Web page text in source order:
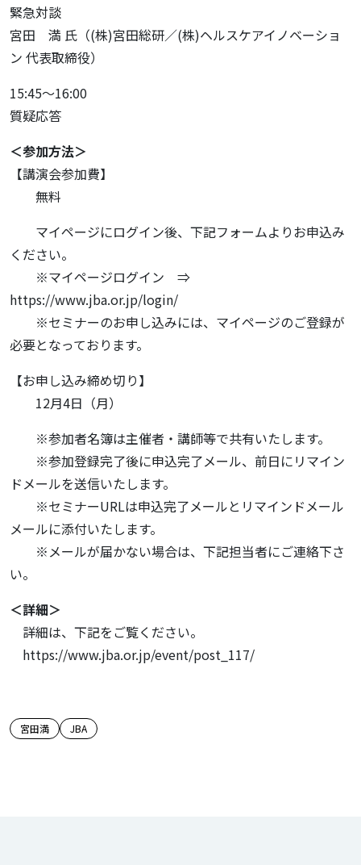
緊急対談
宮田 満 氏（(株)宮田総研／(株)ヘルスケアイノベーショ
ン 代表取締役）
15:45～16:00
質疑応答
＜参加方法＞
【講演会参加費】
無料
マイページにログイン後、下記フォームよりお申込み
ください。
※マイページログイン ⇒
https://www.jba.or.jp/login/
※セミナーのお申し込みには、マイページのご登録が
必要となっております。
【お申し込み締め切り】
12月4日（月）
※参加者名簿は主催者・講師等で共有いたします。
※参加登録完了後に申込完了メール、前日にリマイン
ドメールを送信いたします。
※セミナーURLは申込完了メールとリマインドメール
メールに添付いたします。
※メールが届かない場合は、下記担当者にご連絡下さ
い。
＜詳細＞
詳細は、下記をご覧ください。
https://www.jba.or.jp/event/post_117/
この記事のタグ
宮田満 JBA